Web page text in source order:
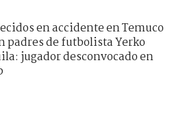
en accidente en Temuco
padres de futbolista Yerko
jugador desconvocado en